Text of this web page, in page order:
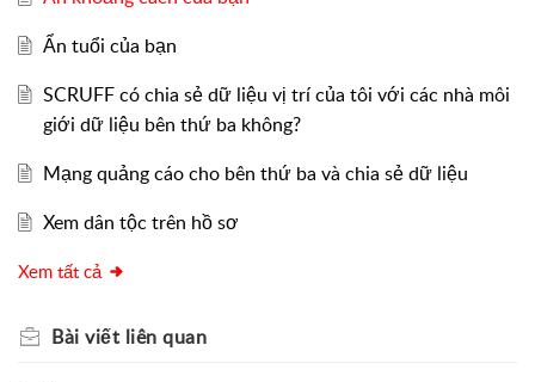
Ẩn tuổi của bạn
SCRUFF có chia sẻ dữ liệu vị trí của tôi với các nhà môi
giới dữ liệu bên thứ ba không?
Mạng quảng cáo cho bên thứ ba và chia sẻ dữ liệu
Xem dân tộc trên hồ sơ
Xem tất cả
Bài viết liên quan